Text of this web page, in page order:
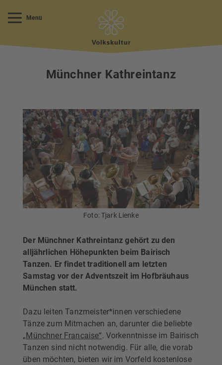
Menü
Münchner Kathreintanz
Foto: Tjark Lienke
Der Münchner Kathreintanz gehört zu den
alljährlichen Höhepunkten beim Bairisch
Tanzen. Er findet traditionell am letzten
Samstag vor der Adventszeit im Hofbräuhaus
München statt.
Dazu leiten Tanzmeister*innen verschiedene
Tänze zum Mitmachen an, darunter die beliebte
„Münchner Francaise“. Vorkenntnisse im Bairisch
Tanzen sind nicht notwendig. Für alle, die vorab
üben möchten, bieten wir im Vorfeld kostenlose